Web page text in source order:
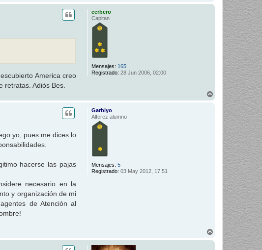
cerbero
Capitan
Mensajes: 165
Registrado: 28 Jun 2006, 02:00
America creo
Adiós Bes.
r
Garbiyo
Alferez alumno
Mensajes: 5
Registrado: 03 May 2012, 17:51
yo, pues me dices lo
hacerse las pajas
necesario en la
y organización de mi
de Atención al